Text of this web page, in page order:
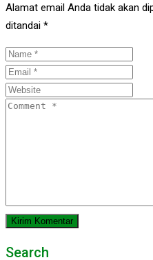
Alamat email Anda tidak akan
ditandai *
Search